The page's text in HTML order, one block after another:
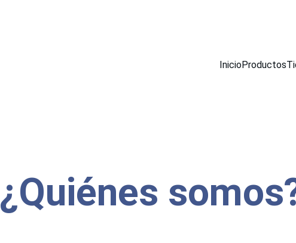
InicioProductos
¿Quiénes